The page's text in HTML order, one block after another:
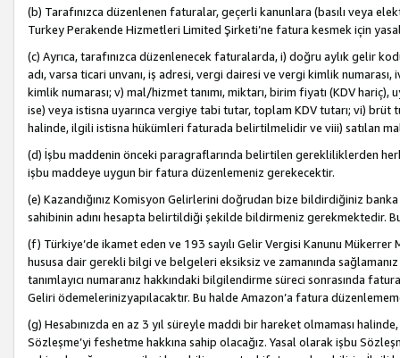
(b) Tarafınızca düzenlenen faturalar, geçerli kanunlara (basılı veya
Turkey Perakende Hizmetleri Limited Şirketi’ne fatura kesmek için
(c) Ayrıca, tarafınızca düzenlenecek faturalarda, i) doğru aylık gelir
adı, varsa ticari unvanı, iş adresi, vergi dairesi ve vergi kimlik
kimlik numarası; v) mal/hizmet tanımı, miktarı, birim fiyatı (KDV
ise) veya istisna uyarınca vergiye tabi tutar, toplam KDV tutarı; vi) brüt
halinde, ilgili istisna hükümleri faturada belirtilmelidir ve viii) satılan
(d) İşbu maddenin önceki paragraflarında belirtilen gerekliliklerden
işbu maddeye uygun bir fatura düzenlemeniz gerekecektir.
(e) Kazandığınız Komisyon Gelirlerini doğrudan bize bildirdiğiniz banka
sahibinin adını hesapta belirtildiği şekilde bildirmeniz gerekmektedir.
(f) Türkiye’de ikamet eden ve 193 sayılı Gelir Vergisi Kanunu
hususa dair gerekli bilgi ve belgeleri eksiksiz ve zamanında
tanımlayıcı numaranız hakkındaki bilgilendirme süreci sonrasında
Geliri ödemelerinizyapılacaktır. Bu halde Amazon’a fatura
(g) Hesabınızda en az 3 yıl süreyle maddi bir hareket olmaması
Sözleşme’yi feshetme hakkına sahip olacağız. Yasal olarak işbu